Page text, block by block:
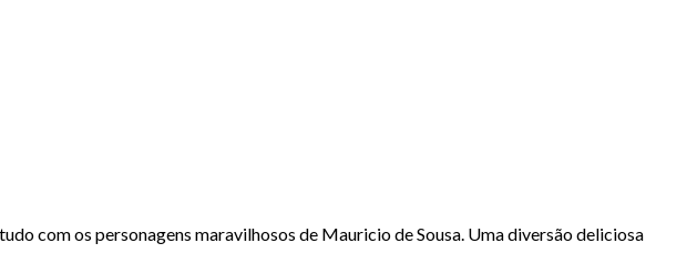
com os personagens maravilhosos de Mauricio de Sousa. Uma diversão deliciosa